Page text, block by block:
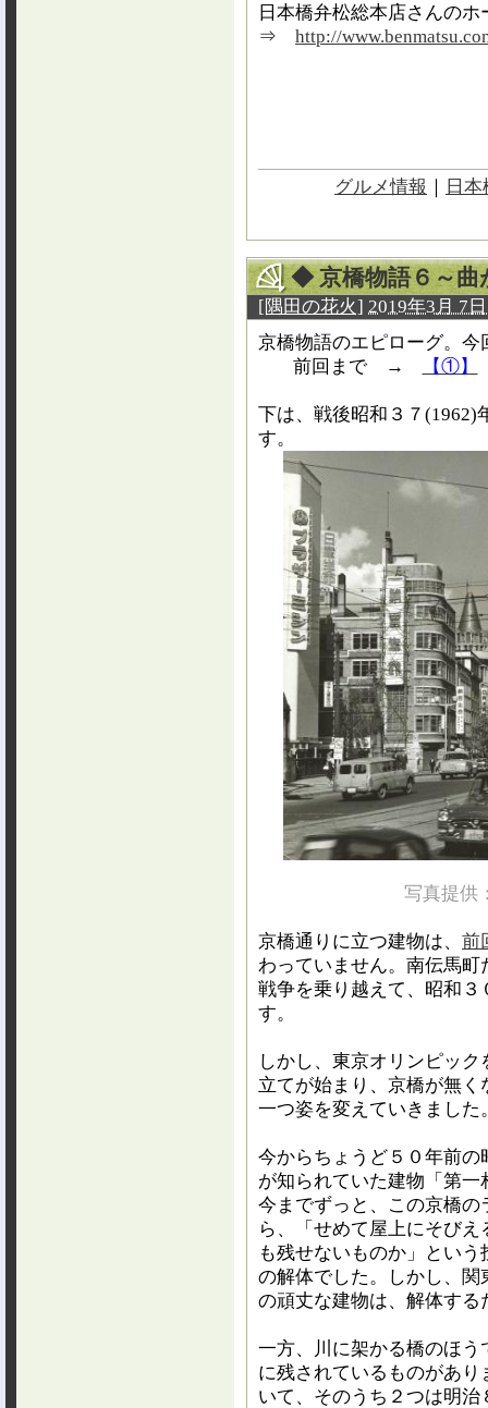
日本橋弁松総本店さんの
⇒ http://
グルメ情報 ｜ 日
◆ 京橋物語６～曲
[隅田の花火] 2019年3月 7
京橋物語のエピローグ。
前回まで
→ 【①】
下は、戦後昭和３７(1962)
す。
写真提供
京橋通りに立つ建物は、 前
わっていません。南伝馬
戦争を乗り越えて、昭和
す。
しかし、東京オリンピッ
立てが始まり、京橋が無
一つ姿を変えていきました
今からちょうど５０年前
が知られていた建物「第
今までずっと、この京橋
ら、「せめて屋上にそび
も残せないものか」とい
の解体でした。しかし、
の頑丈な建物は、解体す
一方、川に架かる橋のほ
に残されているものがあ
いて、そのうち２つは明